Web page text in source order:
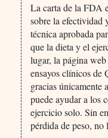
La carta de la FDA
sobre la efectividad
técnica aprobada
que la dieta y el
lugar, la página
ensayos clínicos de
gracias únicamente
puede ayudar a los
ejercicio solo. Sin
pérdida de peso, no